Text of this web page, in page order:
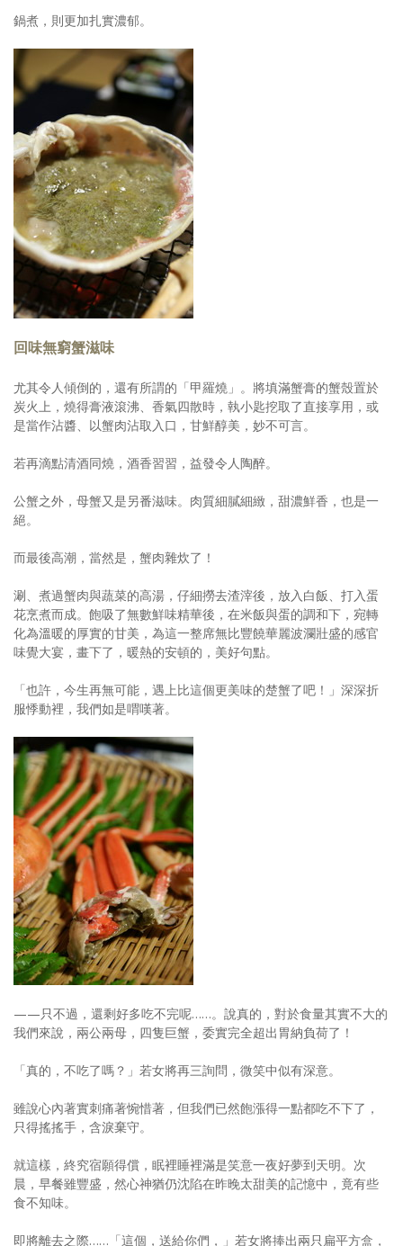
鍋煮，則更加扎實濃郁。
回味無窮蟹滋味
尤其令人傾倒的，還有所謂的「甲羅燒」。將填滿蟹膏的蟹殼置於
炭火上，燒得膏液滾沸、香氣四散時，執小匙挖取了直接享用，或
是當作沾醬、以蟹肉沾取入口，甘鮮醇美，妙不可言。
若再滴點清酒同燒，酒香習習，益發令人陶醉。
公蟹之外，母蟹又是另番滋味。肉質細膩細緻，甜濃鮮香，也是一
絕。
而最後高潮，當然是，蟹肉雜炊了！
涮、煮過蟹肉與蔬菜的高湯，仔細撈去渣滓後，放入白飯、打入蛋
花烹煮而成。飽吸了無數鮮味精華後，在米飯與蛋的調和下，宛轉
化為溫暖的厚實的甘美，為這一整席無比豐饒華麗波瀾壯盛的感官
味覺大宴，畫下了，暖熱的安頓的，美好句點。
「也許，今生再無可能，遇上比這個更美味的楚蟹了吧！」深深折
服悸動裡，我們如是喟嘆著。
——只不過，還剩好多吃不完呢……。說真的，對於食量其實不大的
我們來說，兩公兩母，四隻巨蟹，委實完全超出胃納負荷了！
「真的，不吃了嗎？」若女將再三詢問，微笑中似有深意。
雖說心內著實刺痛著惋惜著，但我們已然飽漲得一點都吃不下了，
只得搖搖手，含淚棄守。
就這樣，終究宿願得償，眠裡睡裡滿是笑意一夜好夢到天明。次
晨，早餐雖豐盛，然心神猶仍沈陷在昨晚太甜美的記憶中，竟有些
食不知味。
即將離去之際……「這個，送給你們，」若女將捧出兩只扁平方盒，